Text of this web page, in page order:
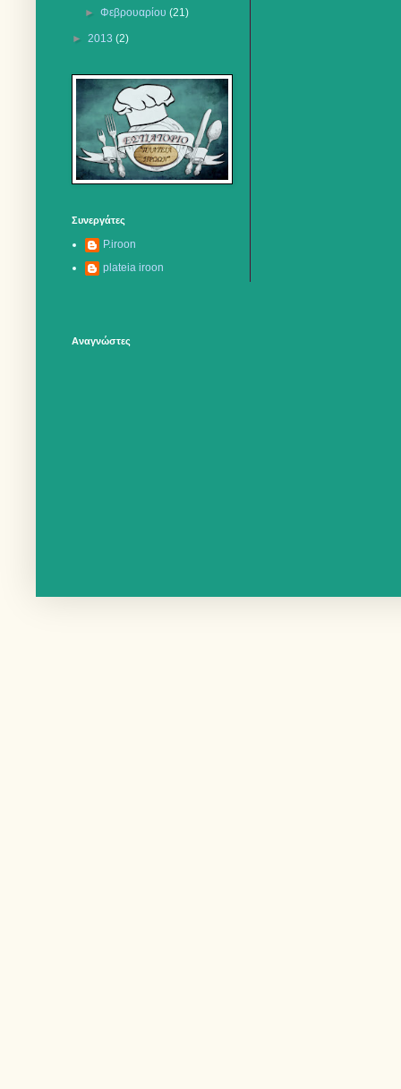
►Φεβρουαρίου(21)
► 2013 (2)
Συνεργάτες
P.iroon
plateia iroon
Αναγνώστες